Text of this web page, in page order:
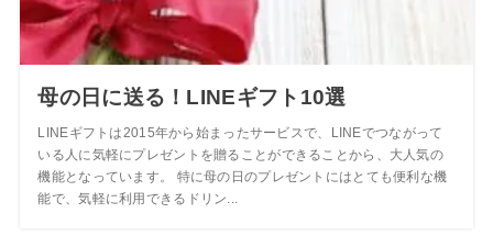
母の日に送る！LINEギフト10選
LINEギフトは2015年から始まったサービスで、LINEでつながって
いる人に気軽にプレゼントを贈ることができることから、大人気の
機能となっています。 特に母の日のプレゼントにはとても便利な機
能で、気軽に利用できるドリン...